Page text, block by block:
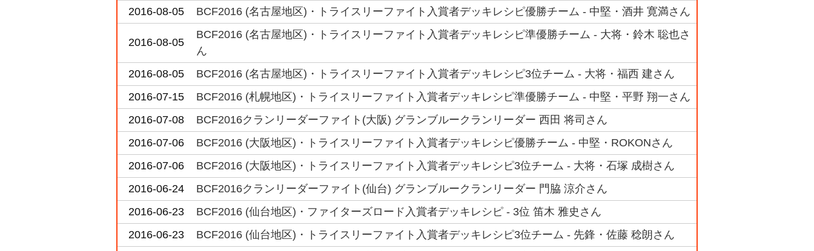
2016-08-05
BCF2016 (名古屋地区)・トライスリーファイト入賞者デッキレシピ優勝チーム - 中堅・酒井 寛満さん
2016-08-05
BCF2016 (名古屋地区)・トライスリーファイト入賞者デッキレシピ準優勝チーム - 大将・鈴木 聡也さ
ん
2016-08-05
BCF2016 (名古屋地区)・トライスリーファイト入賞者デッキレシピ3位チーム - 大将・福西 建さん
2016-07-15
BCF2016 (札幌地区)・トライスリーファイト入賞者デッキレシピ準優勝チーム - 中堅・平野 翔一さん
2016-07-08
BCF2016クランリーダーファイト(大阪) グランブルークランリーダー 西田 将司さん
2016-07-06
BCF2016 (大阪地区)・トライスリーファイト入賞者デッキレシピ優勝チーム - 中堅・ROKONさん
2016-07-06
BCF2016 (大阪地区)・トライスリーファイト入賞者デッキレシピ3位チーム - 大将・石塚 成樹さん
2016-06-24
BCF2016クランリーダーファイト(仙台) グランブルークランリーダー 門脇 涼介さん
2016-06-23
BCF2016 (仙台地区)・ファイターズロード入賞者デッキレシピ - 3位 笛木 雅史さん
2016-06-23
BCF2016 (仙台地区)・トライスリーファイト入賞者デッキレシピ3位チーム - 先鋒・佐藤 稔朗さん